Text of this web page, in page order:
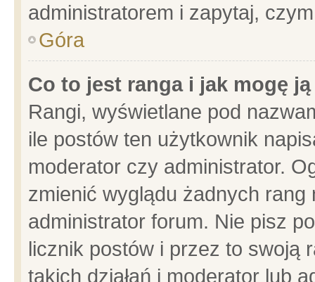
administratorem i zapytaj,
Góra
Co to jest ranga i jak mogę
Rangi, wyświetlane pod
ile postów ten użytkownik
moderator czy administrator.
zmienić wyglądu żadnych
administrator forum. Nie pisz
licznik postów i przez to swoją
takich działań i moderator lub